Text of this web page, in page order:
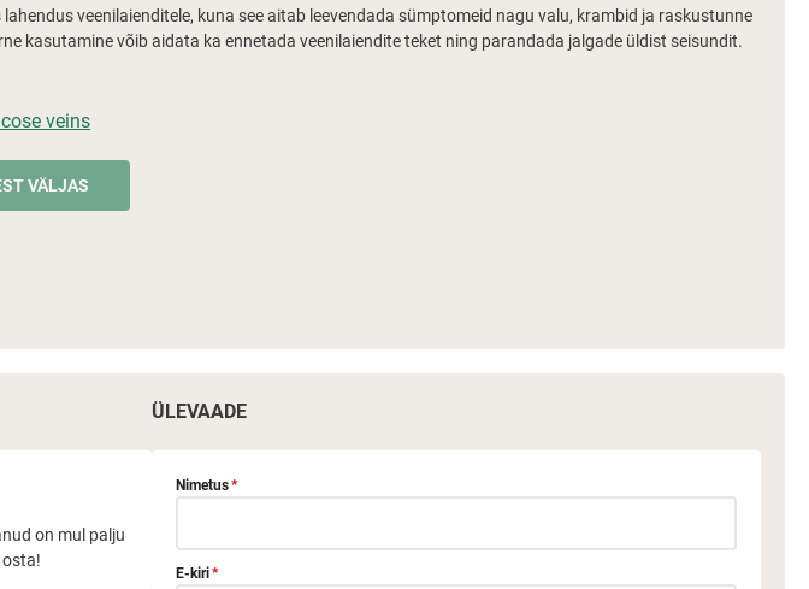
veenilaienditele, kuna see aitab leevendada sümptomeid nagu valu, krambid ja raskustunne
kasutamine võib aidata ka ennetada veenilaiendite teket ning parandada jalgade üldist seisundit.
veins
VÄLJAS
on mul palju
osta!
ÜLEVAADE
Nimetus*
E-kiri*